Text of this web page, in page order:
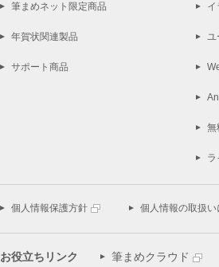
筆まめネット限定商品
年賀状関連製品
サポート商品
ユ
無
ラ
個人情報保護方針 個人情報の取扱い
お役立ちリンク 筆まめクラウド